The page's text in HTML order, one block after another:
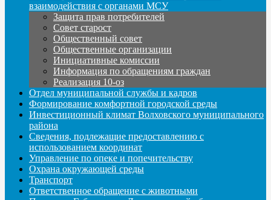
взаимодействия с органами МСУ
Защита прав потребителей
Совет старост
Общественный совет
Общественные организации
Инициативные комиссии
Информация по обращениям граждан
Реализация 10-оз
Отдел муниципальной службы и кадров
Формирование комфортной городской среды
Инвестиционный климат Волховского муниципального
района
Сведения, подлежащие предоставлению с
использованием координат
Управление по опеке и попечительству
Охрана окружающей среды
Транспорт
Ответственное обращение с животными